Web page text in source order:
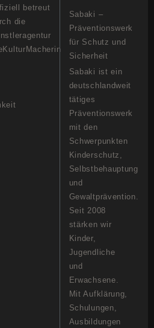
betreut
die
Sabaki –
Präventionswerk
für Schutz und
Sicherheit
Sabaki ist ein
deutschlandweit
tätiges
Präventionswerk
mit den
Schwerpunkten
Kinderschutz,
Selbstbehauptung
und
Gewaltprävention.
Seit 2008
stärken wir
Kinder,
Jugendliche
und
Erwachsene.
Mit Aufklärung,
Schulungen,
Ausbildungen